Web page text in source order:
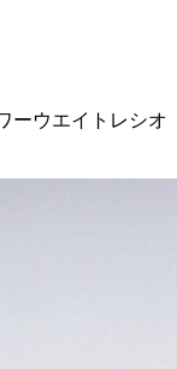
ーウエイトレシオ